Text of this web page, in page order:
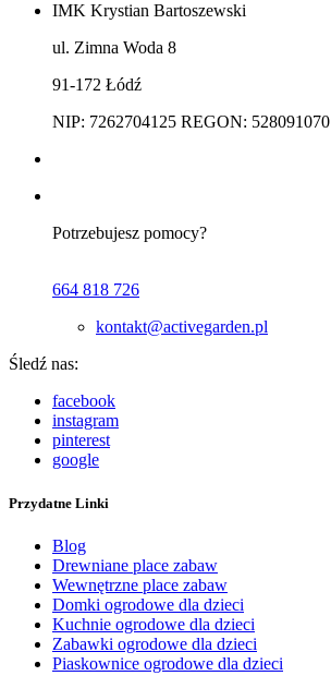
IMK Krystian Bartoszewski
ul. Zimna Woda 8
91-172 Łódź
NIP: 7262704125 REGON: 528091070
Potrzebujesz pomocy?
664 818 726
kontakt@activegarden.pl
Śledź nas:
facebook
instagram
pinterest
google
Przydatne Linki
Blog
Drewniane place zabaw
Wewnętrzne place zabaw
Domki ogrodowe dla dzieci
Kuchnie ogrodowe dla dzieci
Zabawki ogrodowe dla dzieci
Piaskownice ogrodowe dla dzieci